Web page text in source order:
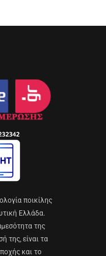
ποικίλης
Ελλάδα.
της
της, είναι τα
και το